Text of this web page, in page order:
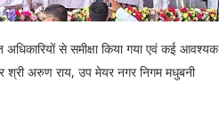
अधिकारियों से समीक्षा किया गया एवं कई आवश्यक
श्री अरुण राय, उप मेयर नगर निगम मधुबनी